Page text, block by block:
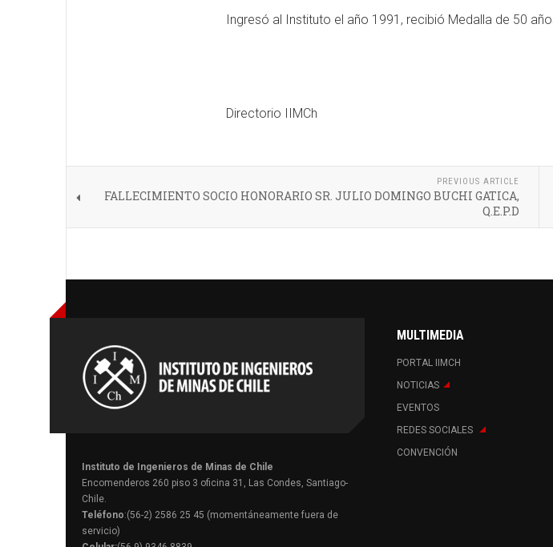
Ingresó al Instituto el año 1991, recibió Medalla de 50
Directorio IIMCh
PREVIOUS ARTICLE
FALLECIMIENTO SOCIO HONORARIO SR. JULIO DOMINGO BUCHI GATICA,
Q.E.P.D
Instituto de Ingenieros de Minas de Chile
Encomenderos 260 piso 3 oficina 31, Las Condes, Santiago-
Chile.
Teléfono:(56-2) 2586 25 45 (momentáneamente fuera de
servicio)
MULTIMEDIA
PORTAL IIMCH
NOTICIAS
EVENTOS
REDES SOCIALES
CONVENCIÓN